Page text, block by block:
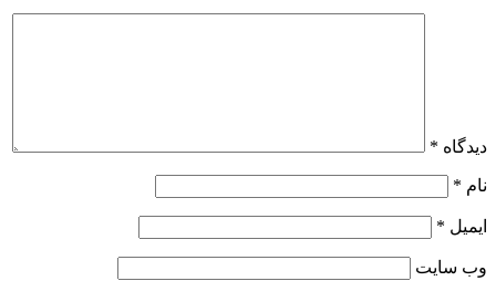
دیدگاه *
نام *
ایمیل *
وب‌ سایت